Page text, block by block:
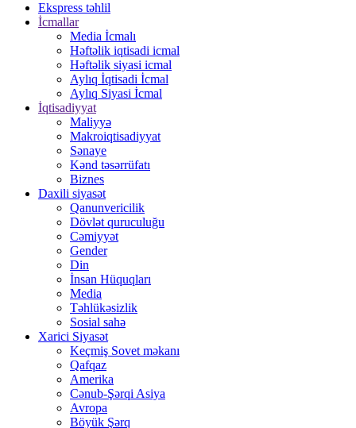
Ekspress təhlil
İcmallar
Media İcmalı
Həftəlik iqtisadi icmal
Həftəlik siyasi icmal
Aylıq İqtisadi İcmal
Aylıq Siyasi İcmal
İqtisadiyyat
Maliyyə
Makroiqtisadiyyat
Sənaye
Kənd təsərrüfatı
Biznes
Daxili siyasət
Qanunvericilik
Dövlət quruculuğu
Cəmiyyət
Gender
Din
İnsan Hüquqları
Media
Təhlükəsizlik
Sosial sahə
Xarici Siyasət
Keçmiş Sovet məkanı
Qafqaz
Amerika
Cənub-Şərqi Asiya
Avropa
Böyük Şərq